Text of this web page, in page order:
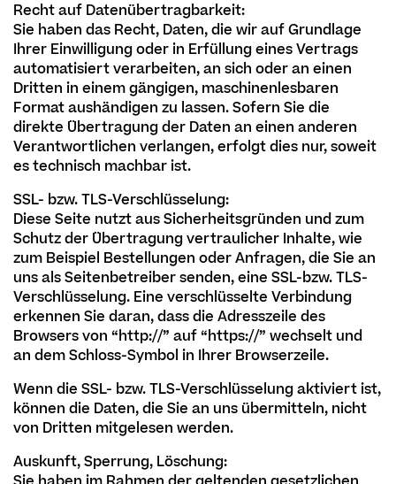
Recht auf Datenübertragbarkeit:
Sie haben das Recht, Daten, die wir auf Grundlage
Ihrer Einwilligung oder in Erfüllung eines Vertrags
automatisiert verarbeiten, an sich oder an einen
Dritten in einem gängigen, maschinenlesbaren
Format aushändigen zu lassen. Sofern Sie die
direkte Übertragung der Daten an einen anderen
Verantwortlichen verlangen, erfolgt dies nur, soweit
es technisch machbar ist.
SSL- bzw. TLS-Verschlüsselung:
Diese Seite nutzt aus Sicherheitsgründen und zum
Schutz der Übertragung vertraulicher Inhalte, wie
zum Beispiel Bestellungen oder Anfragen, die Sie an
uns als Seitenbetreiber senden, eine SSL-bzw. TLS-
Verschlüsselung. Eine verschlüsselte Verbindung
erkennen Sie daran, dass die Adresszeile des
Browsers von “http://” auf “https://” wechselt und
an dem Schloss-Symbol in Ihrer Browserzeile.
Wenn die SSL- bzw. TLS-Verschlüsselung aktiviert ist,
können die Daten, die Sie an uns übermitteln, nicht
von Dritten mitgelesen werden.
Auskunft, Sperrung, Löschung: